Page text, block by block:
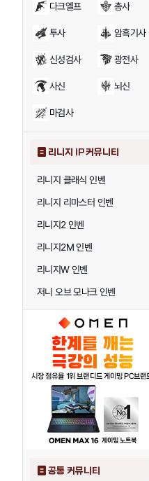
다크엘프 총사
투사 암흑기사
신성검사 광전사
사신 뇌신
마검사
리니지 IP 커뮤니티
리니지 클래식 인벤
리니지 리마스터 인벤
리니지2 인벤
리니지2M 인벤
리니지W 인벤
저니 오브 모나크 인벤
공통 커뮤니티